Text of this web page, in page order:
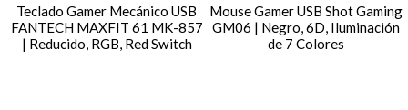
Teclado Gamer Mecánico USB
FANTECH MAXFIT 61 MK-857
| Reducido, RGB, Red Switch
Mouse Gamer USB Shot Gaming
GM06 | Negro, 6D, Iluminación
de 7 Colores